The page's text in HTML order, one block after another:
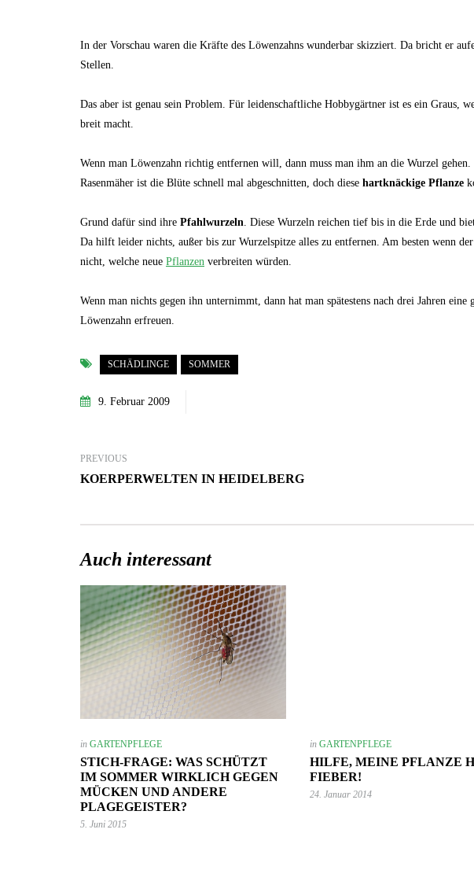
In der Vorschau waren die Kräfte des Löwenzahns wunderbar skizziert. Da bricht er
Stellen.
Das aber ist genau sein Problem. Für leidenschaftliche Hobbygärtner ist es ein Graus,
breit macht.
Wenn man Löwenzahn richtig entfernen will, dann muss man ihm an die Wurzel
Rasenmäher ist die Blüte schnell mal abgeschnitten, doch diese hartknäckige Pflanze
Grund dafür sind ihre Pfahlwurzeln. Diese Wurzeln reichen tief bis in die Erde und
Da hilft leider nichts, außer bis zur Wurzelspitze alles zu entfernen. Am besten wenn
nicht, welche neue Pflanzen verbreiten würden.
Wenn man nichts gegen ihn unternimmt, dann hat man spätestens nach drei Jahren eine
Löwenzahn erfreuen.
SCHÄDLINGE SOMMER
9. Februar 2009
PREVIOUS
KOERPERWELTEN IN HEIDELBERG
Auch interessant
in GARTENPFLEGE
STICH-FRAGE: WAS SCHÜTZT
IM SOMMER WIRKLICH GEGEN
MÜCKEN UND ANDERE
PLAGEGEISTER?
5. Juni 2015
inGARTENPFLEGE
HILFE, MEINE PFLANZE
FIEBER!
24. Januar 2014